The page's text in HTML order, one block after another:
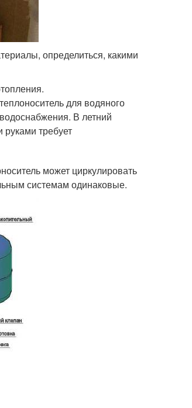
определиться, какими
для водяного
В летний
требует
может циркулировать
системам одинаковые.